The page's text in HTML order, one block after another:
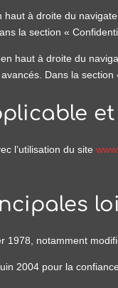
haut à droite du
la section «
haut à droite du
Dans la
l’utilisation du site
1978, notamment
2004 pour la